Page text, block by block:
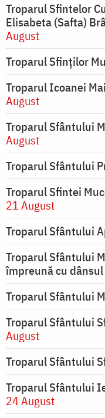
Troparul Sfintelor
Elisabeta (Safta)
August
Troparul Sfinţilor
Troparul Icoanei
August
Troparul Sfântului
August
Troparul Sfântului
Troparul Sfintei
21 August
Troparul Sfântului
Troparul Sfântului
împreună cu dânsul
Troparul Sfântului
Troparul Sfântului
August
Troparul Sfântului
Troparul Sfântului
24 August